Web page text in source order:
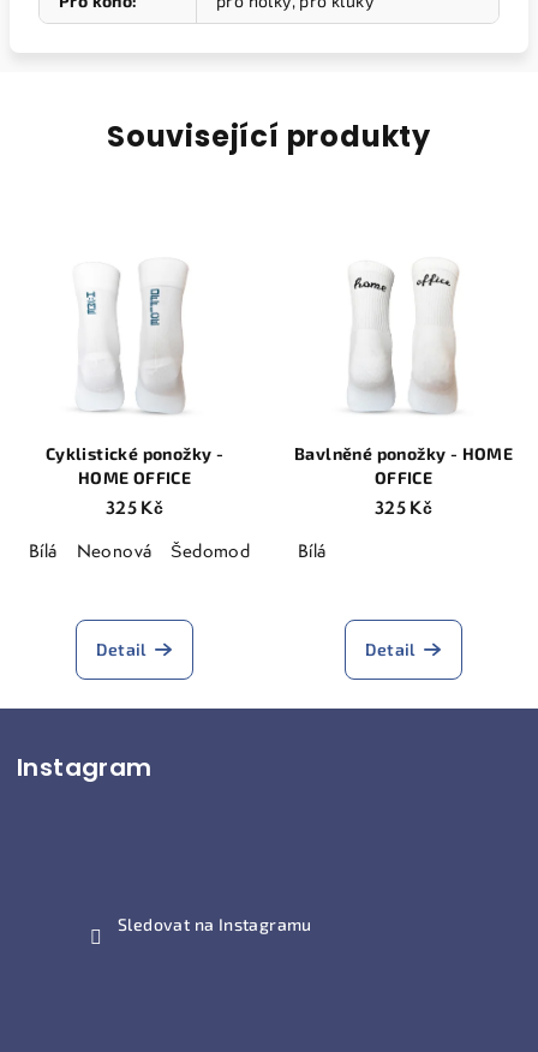
Související produkty
Cyklistické ponožky -
HOME OFFICE
325 Kč
Bílá Neonová Šedomodrá
Detail
Bavlněné ponožky - HOME
OFFICE
325 Kč
Bílá
Detail
áInstagram
Sledovat na Instagramu